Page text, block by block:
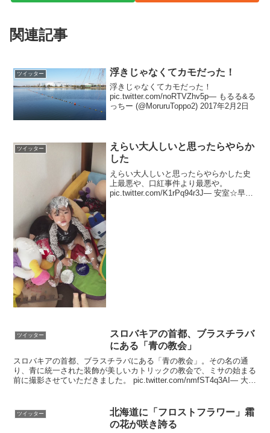
関連記事
ツイッター 浮きじゃなくてカモだった！
浮きじゃなくてカモだった！
pic.twitter.com/noRTVZhv5p— もるる&る
っちー (@MoruruToppo2) 2017年2月2日
ツイッター
えらい大人しいと思ったらやらか
した
えらい大人しいと思ったらやらかした史
上最悪や、口紅事件より最悪や。
pic.twitter.com/K1rPq94r3J— 安室☆早稀
ツイッター
スロバキアの首都、ブラスチラバ
にある「青の教会」
スロバキアの首都、ブラスチラバにある「青の教会」。その名の通
り、青に統一された装飾が美しいカトリックの教会で、ミサの始まる
前に撮影させていただきました。 pic.twitter.com/nmfST4q3AI— 大木
ツイッター
北海道に「フロストフラワー」霜
の花が咲き誇る